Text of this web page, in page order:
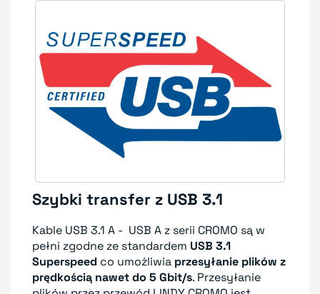
Szybki transfer z USB 3.1
Kable USB 3.1 A - USB A z serii CROMO są w
pełni zgodne ze standardem USB 3.1
Superspeed co umożliwia przesyłanie plików z
prędkością nawet do 5 Gbit/s. Przesyłanie